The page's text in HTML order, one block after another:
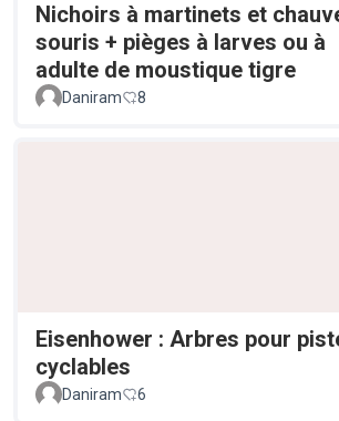
Nichoirs à martinets et
souris + pièges à larves ou à
adulte de moustique tigre
Daniram 8
Eisenhower : Arbres pour
cyclables
Daniram 6